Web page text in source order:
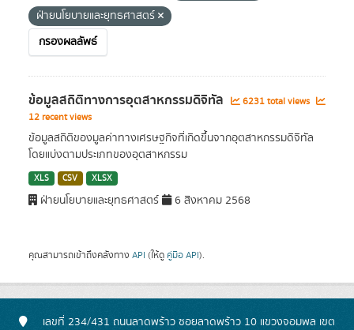
ฝ่ายนโยบายและยุทธศาสตร์
กรองผลลัพธ์
ข้อมูลสถิติทางการอุตสาหกรรมดิจิทัล
6231 total views
12 recent views
ข้อมูลสถิติของมูลค่าทางเศรษฐกิจที่เกิดขึ้นจากอุตสาหกรรมดิจิทัล
โดยแบ่งตามประเภทของอุตสาหกรรม
XLS CSV XLSX
ฝ่ายนโยบายและยุทธศาสตร์ 6 สิงหาคม 2568
คุณสามารถเข้าถึงคลังทาง API (ให้ดู คู่มือ API).
เลขที่ 234/431 ถนนลาดพร้าว ซอยลาดพร้าว 10 แขวงจอมพล เขต